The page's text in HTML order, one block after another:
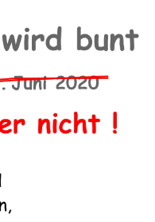
AK Unterwegs in Böfingen